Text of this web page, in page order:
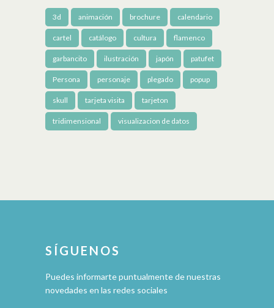
3d animación brochure calendario
cartel catálogo cultura flamenco
garbancito ilustración japón patufet
Persona personaje plegado popup
skull tarjeta visita tarjeton
tridimensional visualizacion de datos
SÍGUENOS
Puedes informarte puntualmente de nuestras
novedades en las redes sociales